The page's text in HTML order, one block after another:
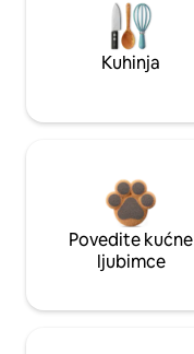
Kuhinja
Povedite kućne
ljubimce